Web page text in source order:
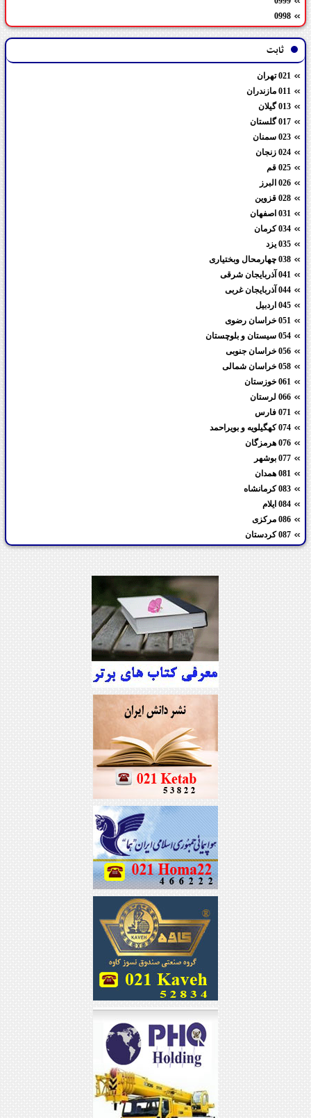
0998
ثابت
021 تهران
011 مازندران
013 گیلان
017 گلستان
023 سمنان
024 زنجان
025 قم
026 البرز
028 قزوین
031 اصفهان
034 کرمان
035 یزد
038 چهارمحال وبختیاری
041 آذربایجان شرقی
044 آذربایجان غربی
045 اردبیل
051 خراسان رضوی
054 سیستان و بلوچستان
056 خراسان جنوبی
058 خراسان شمالی
061 خوزستان
066 لرستان
071 فارس
074 کهگیلویه و بویراحمد
076 هرمزگان
077 بوشهر
081 همدان
083 کرمانشاه
084 ایلام
086 مرکزی
087 کردستان